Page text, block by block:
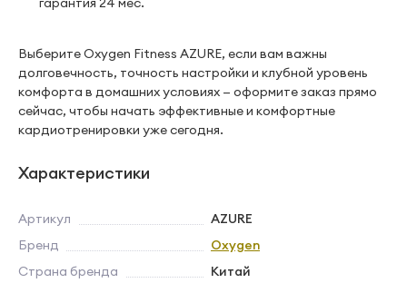
Выберите Oxygen Fitness AZURE, если вам важны
долговечность, точность настройки и клубной уровень
комфорта в домашних условиях — оформите заказ прямо
сейчас, чтобы начать эффективные и комфортные
кардиотренировки уже сегодня.
Характеристики
Артикул
AZURE
Бренд
Oxygen
Страна бренда
Китай